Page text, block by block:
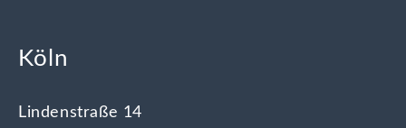
Köln
Lindenstraße 14